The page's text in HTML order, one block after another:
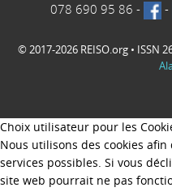
078 690 95 86 - -
© 2017-2026 REISO.org • ISSN
Choix utilisateur pour les
Nous utilisons des cookies
services possibles. Si vous
site web pourrait ne pas